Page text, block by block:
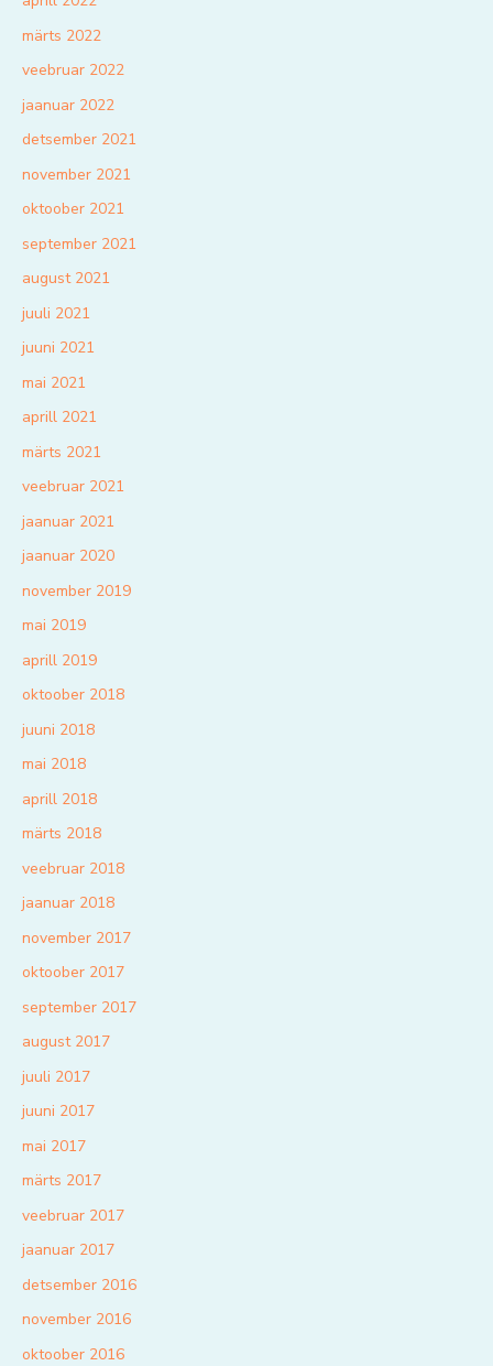
märts 2022
veebruar 2022
jaanuar 2022
detsember 2021
november 2021
oktoober 2021
september 2021
august 2021
juuli 2021
juuni 2021
mai 2021
aprill 2021
märts 2021
veebruar 2021
jaanuar 2021
jaanuar 2020
november 2019
mai 2019
aprill 2019
oktoober 2018
juuni 2018
mai 2018
aprill 2018
märts 2018
veebruar 2018
jaanuar 2018
november 2017
oktoober 2017
september 2017
august 2017
juuli 2017
juuni 2017
mai 2017
märts 2017
veebruar 2017
jaanuar 2017
detsember 2016
november 2016
oktoober 2016